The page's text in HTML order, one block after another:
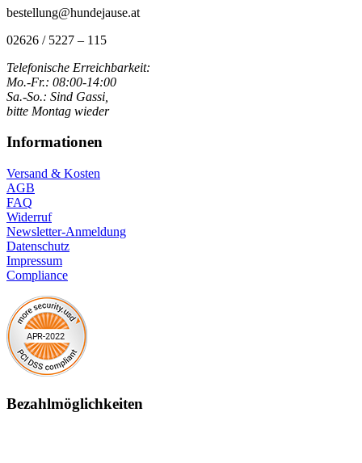
bestellung@hundejause.at
02626 / 5227 – 115
Telefonische Erreichbarkeit:
Mo.-Fr.: 08:00-14:00
Sa.-So.: Sind Gassi,
bitte Montag wieder
Informationen
Versand & Kosten
AGB
FAQ
Widerruf
Newsletter-Anmeldung
Datenschutz
Impressum
Compliance
Bezahlmöglichkeiten